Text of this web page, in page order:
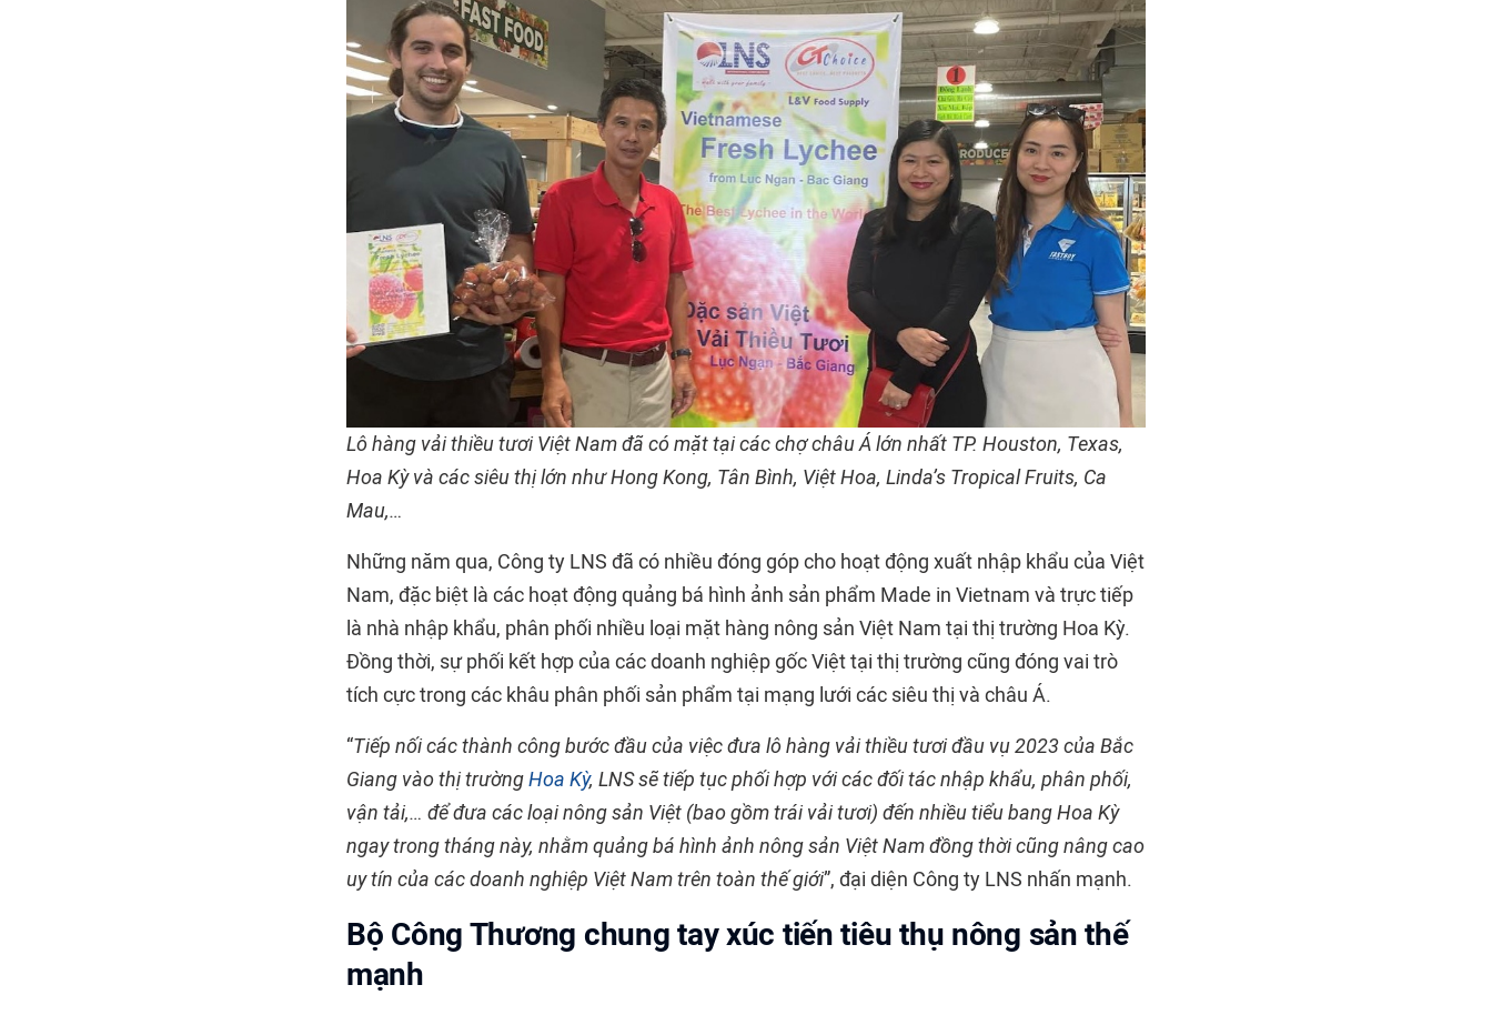
Lô hàng vải thiều tươi Việt Nam đã có mặt tại các chợ châu Á lớn nhất TP. Houston, Texas,
Hoa Kỳ và các siêu thị lớn như Hong Kong, Tân Bình, Việt Hoa, Linda’s Tropical Fruits, Ca
Mau,…
Những năm qua, Công ty LNS đã có nhiều đóng góp cho hoạt động xuất nhập khẩu của Việt
Nam, đặc biệt là các hoạt động quảng bá hình ảnh sản phẩm Made in Vietnam và trực tiếp
là nhà nhập khẩu, phân phối nhiều loại mặt hàng nông sản Việt Nam tại thị trường Hoa Kỳ.
Đồng thời, sự phối kết hợp của các doanh nghiệp gốc Việt tại thị trường cũng đóng vai trò
tích cực trong các khâu phân phối sản phẩm tại mạng lưới các siêu thị và châu Á.
“Tiếp nối các thành công bước đầu của việc đưa lô hàng vải thiều tươi đầu vụ 2023 của Bắc
Giang vào thị trườngHoa Kỳ, LNS sẽ tiếp tục phối hợp với các đối tác nhập khẩu, phân phối,
vận tải,… để đưa các loại nông sản Việt (bao gồm trái vải tươi) đến nhiều tiểu bang Hoa Kỳ
ngay trong tháng này, nhằm quảng bá hình ảnh nông sản Việt Nam đồng thời cũng nâng cao
uy tín của các doanh nghiệp Việt Nam trên toàn thế giới”, đại diện Công ty LNS nhấn mạnh.
Bộ Công Thương chung tay xúc tiến tiêu thụ nông sản thế
mạnh